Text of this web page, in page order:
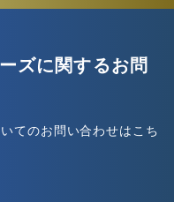
ズに関するお問
てのお問い合わせはこち